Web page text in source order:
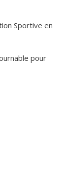
Sportive en
pour